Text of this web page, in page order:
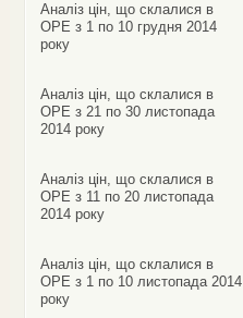
Аналіз цін, що склалися в
ОРЕ з 1 по 10 грудня 2014
року
Аналіз цін, що склалися в
ОРЕ з 21 по 30 листопада
2014 року
Аналіз цін, що склалися в
ОРЕ з 11 по 20 листопада
2014 року
Аналіз цін, що склалися в
ОРЕ з 1 по 10 листопада 2014
року